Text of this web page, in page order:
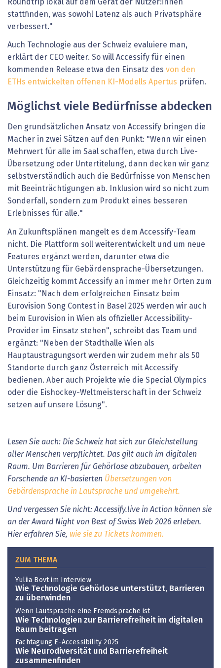
Roundtrip lokal auf dem Gerät der Nutzer:innen
stattfinden, was sowohl Latenz als auch Privatsphäre
verbessert."
Auch Technologie aus der Schweiz evaluiere man,
erklärt der CEO weiter. So will Accessify für einen
kommenden Release etwa den Einsatz des von den
ETHs entwickelten offenen KI-Modells Apertus prüfen.
Möglichst viele Bedürfnisse abdecken
Den grundsätzlichen Ansatz von Accessify bringen die
Macher in zwei Sätzen auf den Punkt: "Wenn wir einen
Mehrwert für alle im Saal schaffen, etwa durch Live-
Übersetzung oder Untertitelung, dann decken wir ganz
selbstverständlich auch die Bedürfnisse von Menschen
mit Beeinträchtigungen ab. Inklusion wird so nicht zum
Sonderfall, sondern zum Produkt eines besseren
Erlebnisses für alle."
An Zukunftsplänen mangelt es dem Accessify-Team
nicht. Die Plattform soll weiterentwickelt und um neue
Features ergänzt werden, darunter etwa die
Unterstützung für Gebärdensprache-Übersetzungen.
Gleichzeitig kommt Accessify an immer mehr Orten zum
Einsatz: "Nach dem erfolgreichen Einsatz beim
Eurovision Song Contest in Basel 2025 werden wir auch
beim Eurovision in Wien als offizieller Accessibility-
Provider im Einsatz stehen", schreibt das Team und
ergänzt: "Neben der Stadthalle Wien als
Hauptaustragungsort werden wir zudem mehr als 50
Standorte durch ganz Österreich mit Accessify
bedienen. Aber auch Projekte wie die Special Olympics
oder die Eishockey-Weltmeisterschaft in der Schweiz
setzen auf unsere Lösung".
Lesen Sie auch: Die Schweiz hat sich zur Gleichstellung
aller Menschen verpflichtet. Das gilt auch im digitalen
Raum. Um Barrieren für Gehörlose abzubauen, arbeiten
Forschende an KI-basierten Übersetzungen von
Gebärdensprache in Lautsprache und umgekehrt.
Und vergessen Sie nicht: Accessify.live in Action können sie
an der Award Night von Best of Swiss Web 2026 erleben.
Hier erfahren Sie, wie sie zu Tickets kommen.
ZUM THEMA
Yuliia Bovt im Interview
Wie Technologie Gehörlose unterstützt, Barrieren
zu überwinden
Wenn Lautsprache eine Fremdsprache ist
Wie Technologien zur Barrierefreiheit im digitalen
Raum beitragen
Fachtagung E-Accessibility 2025
Wie Neurodiversität und Barrierefreiheit
zusammenfinden